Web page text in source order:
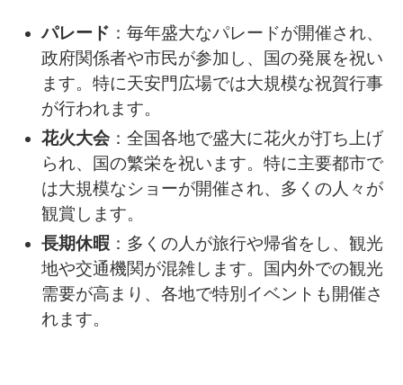
パレード ：毎年盛大なパレードが開催され、
政府関係者や市民が参加し、国の発展を祝い
ます。特に天安門広場では大規模な祝賀行事
が行われます。
花火大会：全国各地で盛大に花火が打ち上げ
られ、国の繁栄を祝います。特に主要都市で
は大規模なショーが開催され、多くの人々が
観賞します。
長期休暇 ：多くの人が旅行や帰省をし、観光
地や交通機関が混雑します。国内外での観光
需要が高まり、各地で特別イベントも開催さ
れます。